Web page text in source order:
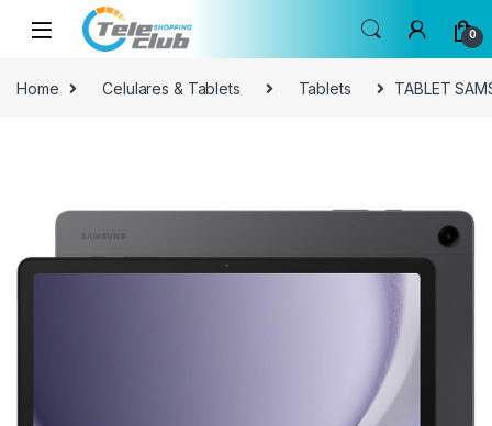
Skip to navigation
Skip to content
0
Home Celulares & Tablets Tablets TABLET